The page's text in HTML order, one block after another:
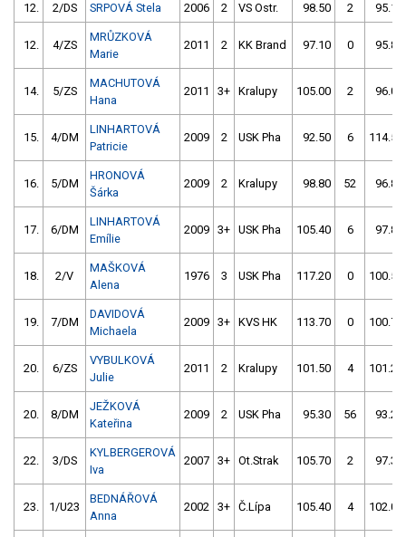
12. 2/DS SRPOVÁ Stela 2006 2 VS Ostr. 98.50 2 95.10
12. 4/ZS
MRŮZKOVÁ
Marie
2011 2 KK Brand 97.10 0 95.80
14. 5/ZS
MACHUTOVÁ
Hana
2011 3+ Kralupy 105.00 2 96.00
15. 4/DM
LINHARTOVÁ
Patricie
2009 2 USK Pha 92.50 6 114.50
16. 5/DM
HRONOVÁ
Šárka
2009 2 Kralupy 98.80 52 96.80
17. 6/DM
LINHARTOVÁ
Emílie
2009 3+ USK Pha 105.40 6 97.80
18. 2/V
MAŠKOVÁ
Alena
1976 3 USK Pha 117.20 0 100.50
19. 7/DM
DAVIDOVÁ
Michaela
2009 3+ KVS HK 113.70 0 100.70
20. 6/ZS
VYBULKOVÁ
Julie
2011 2 Kralupy 101.50 4 101.20
20. 8/DM
JEŽKOVÁ
Kateřina
2009 2 USK Pha 95.30 56 93.20
22. 3/DS
KYLBERGEROVÁ
Iva
2007 3+ Ot.Strak 105.70 2 97.30
23. 1/U23
BEDNÁŘOVÁ
Anna
2002 3+ Č.Lípa 105.40 4 102.00